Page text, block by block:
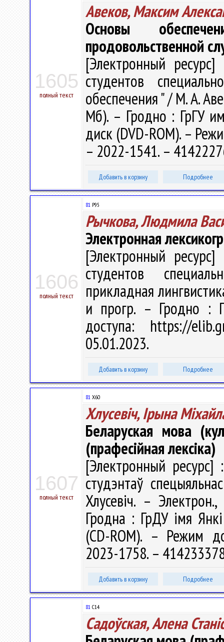
1605
полный текст
Авеков, Максим
Основы
продовольственной
[Электронный
студентов
обеспечения " / М. А.
Мб). – Гродно : ГрГУ
диск (DVD-ROM). –
– 2022-1541. –
Добавить в корзину Подробнее
1606
полный текст
81 Р95
Рычкова, Людмила
Электронная
[Электронный
студентов
прикладная
и прогр. – Гродно :
доступа: https://
05.01.2023.
Добавить в корзину Подробнее
1607
полный текст
81 Х60
Хлусевіч, Ірына
Беларуская мова
(прафесійная лексіка)
[Электронный ресурс]
студэнтаў
Хлусевіч. –
Гродна : ГрДУ імя
(CD-ROM). – Режим
2023-1758. –
Добавить в корзину Подробнее
81 С14
Садоўская, Алена